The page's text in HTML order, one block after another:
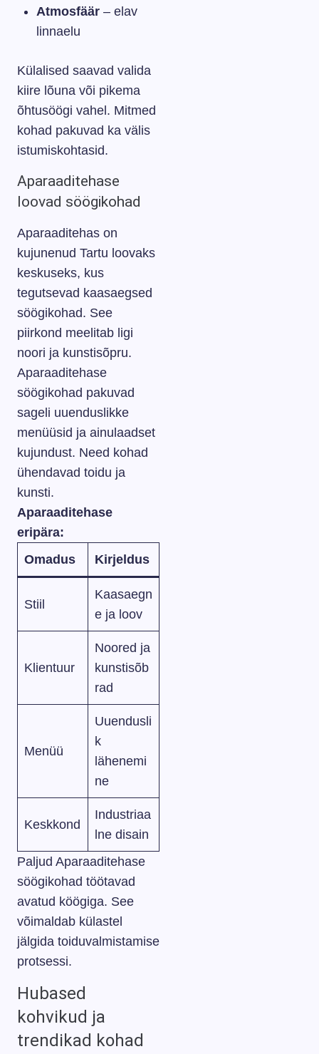
Atmosfäär – elav
linnaelu
Külalised saavad valida
kiire lõuna või pikema
õhtusöögi vahel. Mitmed
kohad pakuvad ka välis
istumiskohtasid.
Aparaaditehase
loovad söögikohad
Aparaaditehas on
kujunenud Tartu loovaks
keskuseks, kus
tegutsevad kaasaegsed
söögikohad. See
piirkond meelitab ligi
noori ja kunstisõpru.
Aparaaditehase
söögikohad pakuvad
sageli uuenduslikke
menüüsid ja ainulaadset
kujundust. Need kohad
ühendavad toidu ja
kunsti.
Aparaaditehase
eripära:
Omadus
Kirjeldus
Stiil
Kaasaegn
e ja loov
Klientuur
Noored ja
kunstisõb
rad
Menüü
Uuendusli
k
lähenemi
ne
Keskkond
Industriaa
lne disain
Paljud Aparaaditehase
söögikohad töötavad
avatud köögiga. See
võimaldab külastel
jälgida toiduvalmistamise
protsessi.
Hubased
kohvikud ja
trendikad kohad